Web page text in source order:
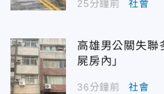
25分鐘前 社會
高雄男公關失
屍房內」
36分鐘前 社會